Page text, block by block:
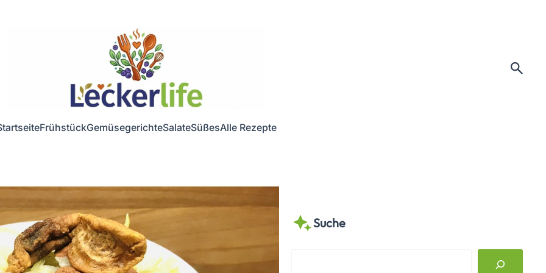
FrühstückGemüsegerichteSalateSüßesAlle Rezepte
Suche